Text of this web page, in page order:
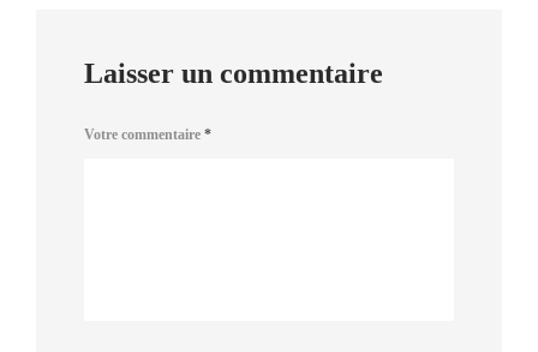
Laisser un commentaire
Votre commentaire *